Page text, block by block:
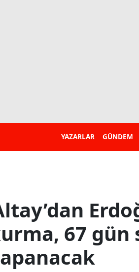
YAZARLAR GÜNDEM
67 gün